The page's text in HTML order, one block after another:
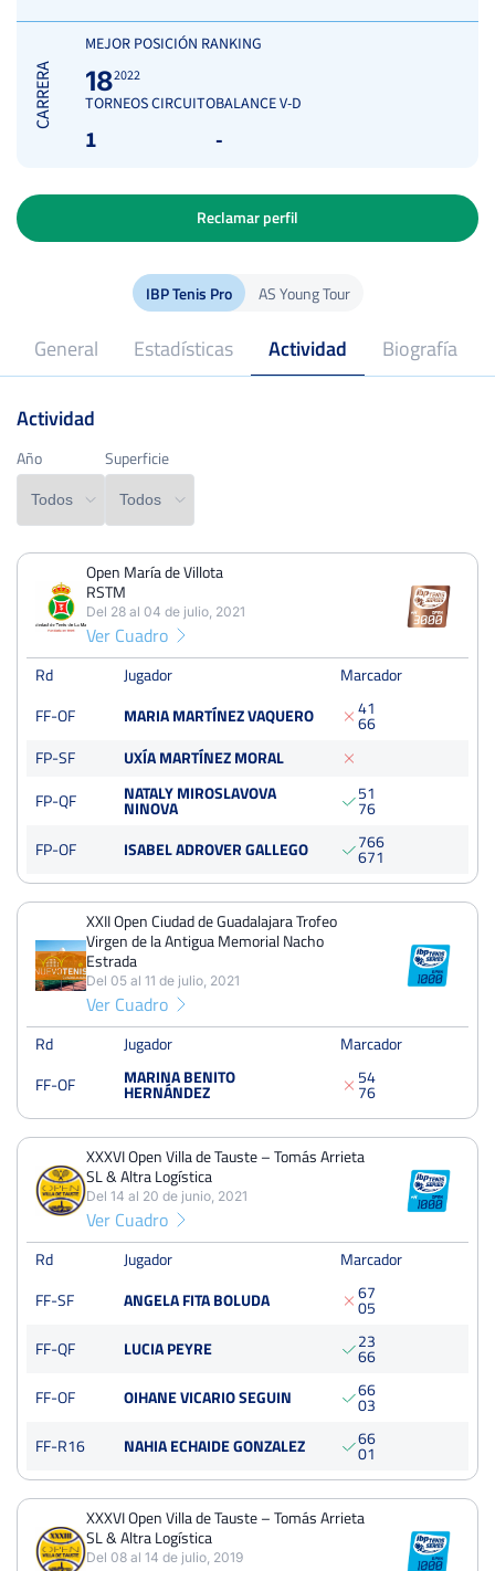
CARRERA
MEJOR POSICIÓN RANKING
182022
TORNEOS CIRCUITO
1
BALANCE V-D
-
IBP Tenis Pro AS Young Tour
General Estadísticas Actividad Biografía
Reclamar perfil
Profesional desde
Año Superficie
PERDIDOSPARTIDOS
4 10
PERDIDOS SETS
9 13
PERDIDOS JUEGOS GANADOS
84 195
Open María de Villota RSTM
Octavos
Tierra
XXII Open Ciudad de Guadalajara Trofeo Virgen de la Antigua
Memorial Nacho Estrada
Del 05 al 11 de julio, 2021
Octavos
Del 14 al 20 de junio, 2021
Semifinales
450 Puntos
XXXVI Open Villa de Tauste – Tomás Arrieta SL & Altra
Logística
Semifinales
Actividad
Año Superficie
Open María de Villota
RSTM
Del 28 al 04 de julio, 2021
Ver Cuadro
Rd Jugador
Marcador
FF-OF
MARIA MARTÍNEZ VAQUERO 4
6
1
6
FP-SF
UXÍA MARTÍNEZ MORAL
FP-QF
NATALY MIROSLAVOVA
NINOVA
5
7
1
6
FP-OF
ISABEL ADROVER GALLEGO 7
6
6
7
6
1
XXII Open Ciudad de Guadalajara Trofeo
Virgen de la Antigua Memorial Nacho
Estrada
Del 05 al 11 de julio, 2021
Ver Cuadro
Rd Jugador
Marcador
FF-OF
MARINA BENITO
HERNÁNDEZ
5
7
4
6
XXXVI Open Villa de Tauste – Tomás Arrieta
SL & Altra Logística
Del 14 al 20 de junio, 2021
Ver Cuadro
Rd Jugador
Marcador
FF-SF
ANGELA FITA BOLUDA 6
0
7
5
FF-QF
LUCIA PEYRE 2
6
3
6
FF-OF
OIHANE VICARIO SEGUIN 6
0
6
3
FF-R16
NAHIA ECHAIDE GONZALEZ 6
0
6
1
XXXVI Open Villa de Tauste – Tomás Arrieta
SL & Altra Logística
Del 08 al 14 de julio, 2019